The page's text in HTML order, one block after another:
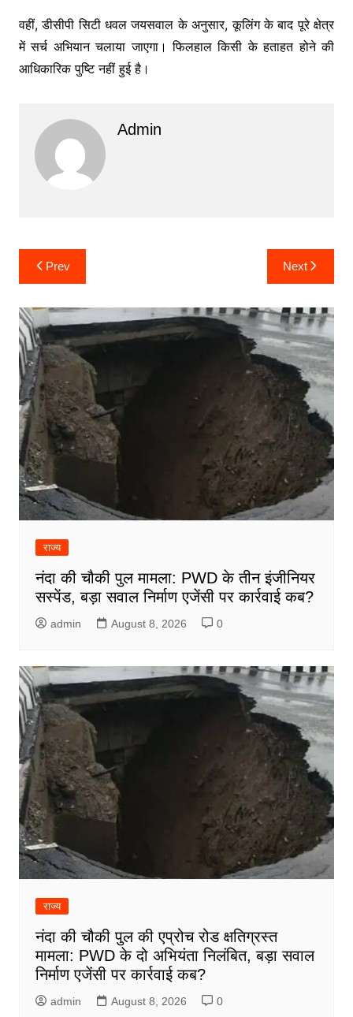
वहीं, डीसीपी सिटी धवल जयसवाल के अनुसार, कूलिंग के बाद पूरे क्षेत्र
में सर्च अभियान चलाया जाएगा। फिलहाल किसी के हताहत होने की
आधिकारिक पुष्टि नहीं हुई है।
Admin
Post
navigation
Prev Next
राज्य
नंदा की चौकी पुल मामला: PWD के तीन इंजीनियर
सस्पेंड, बड़ा सवाल निर्माण एजेंसी पर कार्रवाई कब?
admin August 8, 2026 0
राज्य
नंदा की चौकी पुल की एप्रोच रोड क्षतिग्रस्त
मामला: PWD के दो अभियंता निलंबित, बड़ा सवाल
निर्माण एजेंसी पर कार्रवाई कब?
admin August 8, 2026 0